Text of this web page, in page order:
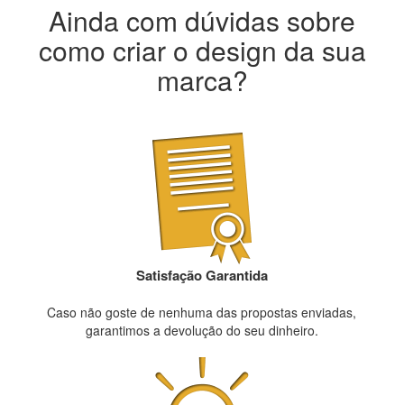
Ainda com dúvidas sobre
como criar o design da sua
marca?
Satisfação Garantida
Caso não goste de nenhuma das propostas enviadas,
garantimos a devolução do seu dinheiro.